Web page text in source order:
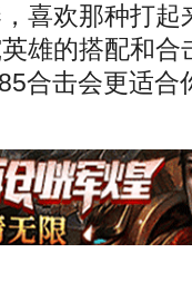
欢那种打起
雄的搭配和合
合击会更适合